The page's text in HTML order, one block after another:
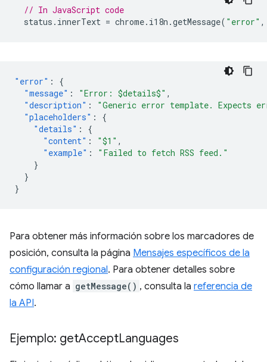
// In JavaScript code
status . innerText = chrome. i18n .getMessage( "error" ,
"error" :
{
"message" : "Error: $details$" ,
"description" :
"Generic error template. Expects
"placeholders" :
{
"details" :
{
"content" : "$1" ,
"example" :
"Failed to fetch RSS feed."
}
}
}
Para obtener más información sobre los marcadores de
posición, consulta la página Mensajes específicos de la
configuración regional. Para obtener detalles sobre
cómo llamar a getMessage() , consulta la referencia de
la API.
Ejemplo: getAcceptLanguages